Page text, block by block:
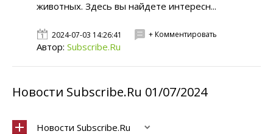
животных. Здесь вы найдете интересн...
2024-07-03 14:26:41 + Комментировать
Автор: Subscribe.Ru
Новости Subscribe.Ru 01/07/2024
Новости Subscribe.Ru